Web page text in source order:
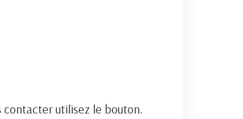
contacter utilisez le bouton.